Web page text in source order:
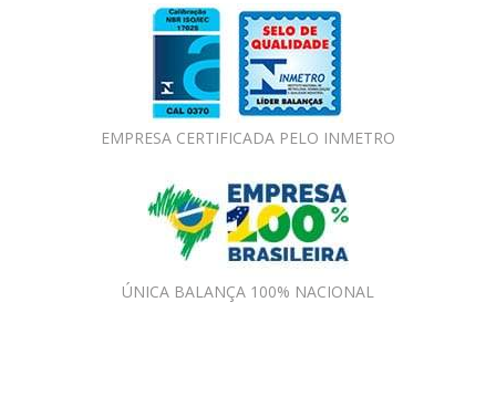
EMPRESA CERTIFICADA PELO INMETRO
ÚNICA BALANÇA 100% NACIONAL